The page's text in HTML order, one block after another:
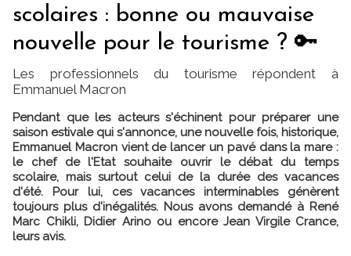
scolaires : bonne ou mauvaise
nouvelle pour le tourisme ? 🔑
Les professionnels du tourisme répondent à
Emmanuel Macron
Pendant que les acteurs s'échinent pour préparer une
saison estivale qui s'annonce, une nouvelle fois, historique,
Emmanuel Macron vient de lancer un pavé dans la mare :
le chef de l'Etat souhaite ouvrir le débat du temps
scolaire, mais surtout celui de la durée des vacances
d'été. Pour lui, ces vacances interminables génèrent
toujours plus d'inégalités. Nous avons demandé à René
Marc Chikli, Didier Arino ou encore Jean Virgile Crance,
leurs avis.